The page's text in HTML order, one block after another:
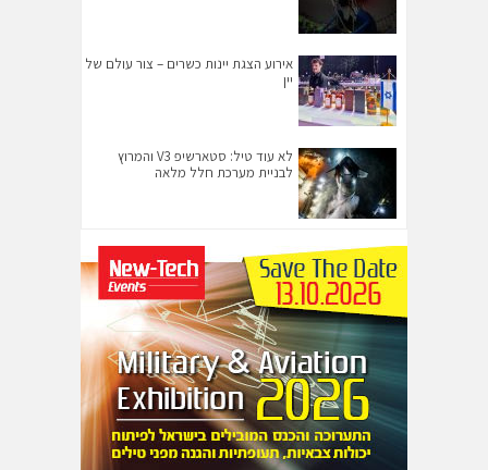
אירוע הצגת יינות כשרים – צור עולם של
יין
לא עוד טיל: סטארשיפ V3 והמרוץ
לבניית מערכת חלל מלאה